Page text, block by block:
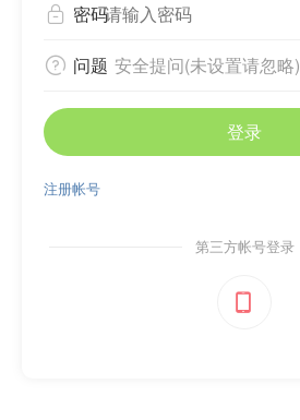
 密码
 问题 安全提问(未设置请忽略)
登录
注册帐号
第三方帐号登录
